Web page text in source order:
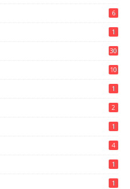
6
1
30
10
1
2
1
4
1
1